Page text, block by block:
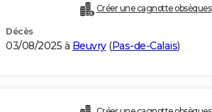
Créer une cagnotte obsèques
Décès
03/08/2025 à Beuvry(Pas-de-Calais)